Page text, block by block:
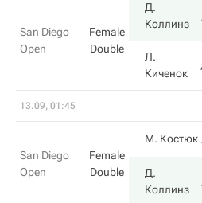
San Diego
Open
Female
Double
Д.
Коллинз
Л.
Киченок
13.09, 01:45
San Diego
Open
Female
Double
М. Костюк
Д.
Коллинз